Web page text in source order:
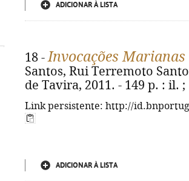
ADICIONAR À LISTA
18 -Invocações
Santos, Rui Terremoto
de Tavira, 2011. - 149 p. : il. ;
Link persistente: http://
ADICIONAR À LISTA